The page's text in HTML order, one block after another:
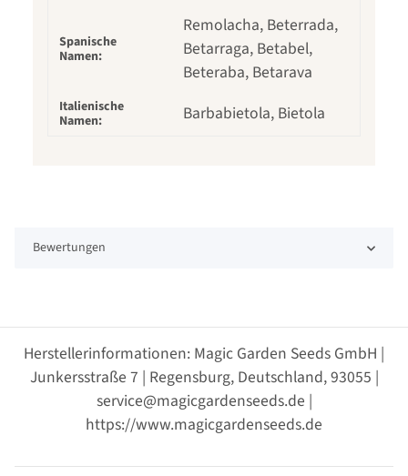
Spanische
Namen:
Remolacha, Beterrada,
Betarraga, Betabel,
Beteraba, Betarava
Italienische
Namen:
Barbabietola, Bietola
Bewertungen
Herstellerinformationen: Magic Garden Seeds GmbH |
Junkersstraße 7 | Regensburg, Deutschland, 93055 |
service@magicgardenseeds.de |
https://www.magicgardenseeds.de